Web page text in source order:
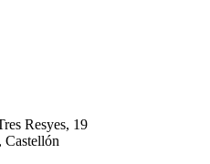
Resyes, 19
Castellón